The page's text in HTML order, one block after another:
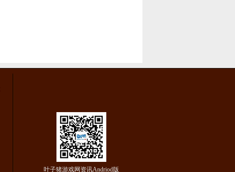
叶子猪游戏网资讯Andriod版